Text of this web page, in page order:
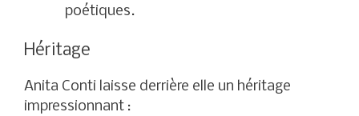
poétiques.
Héritage
Anita Conti laisse derrière elle un héritage
impressionnant :